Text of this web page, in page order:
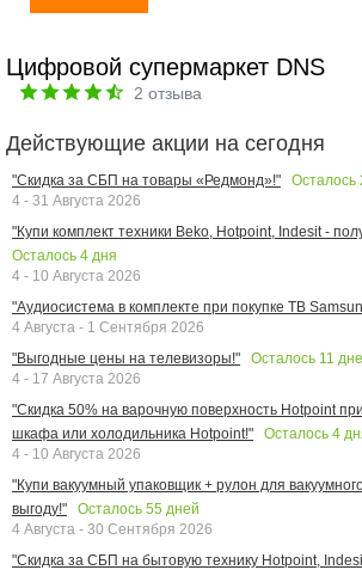
Цифровой супермаркет DNS
2 отзыва
Действующие акции на сегодня
"Скидка за СБП на товары «Редмонд»!" Осталось
4 - 31 Августа 2026
"Купи комплект техники Beko, Hotpoint, Indesit -
Осталось 4 дня
4 - 10 Августа 2026
"Аудиосистема в комплекте при покупке ТВ
4 Августа - 1 Сентября 2026
"Выгодные цены на телевизоры!"
Осталось 11
4 - 17 Августа 2026
"Скидка 50% на варочную поверхность Hotpoint
шкафа или холодильника Hotpoint!"
Осталось 4
4 - 10 Августа 2026
"Купи вакуумный упаковщик + рулон для
выгоду!"
Осталось 55 дней
4 Августа - 30 Сентября 2026
"Скидка за СБП на бытовую технику Hotpoint,